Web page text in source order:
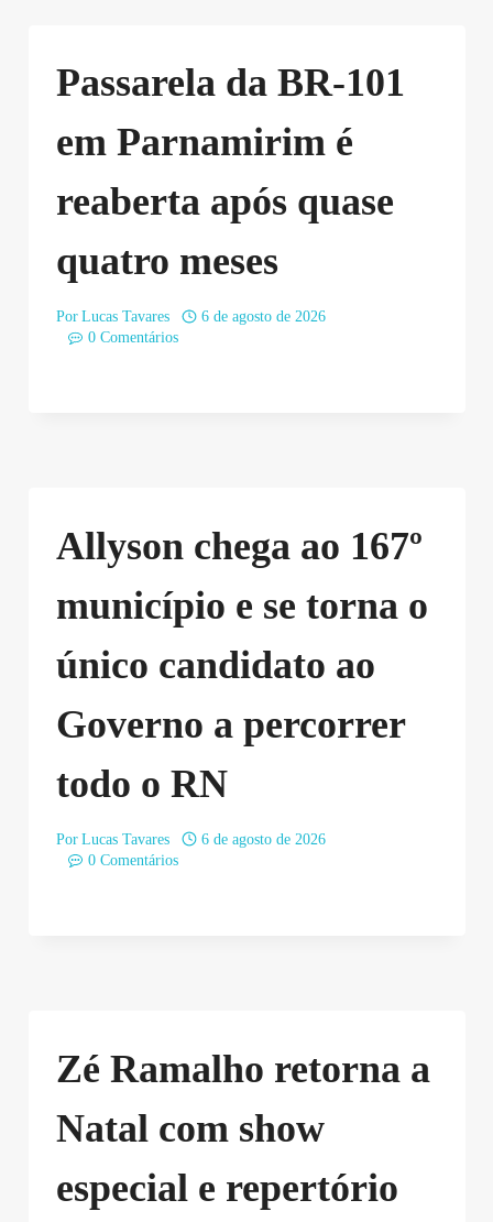
Passarela da BR-101
em Parnamirim é
reaberta após quase
quatro meses
Por Lucas Tavares
6 de agosto de 2026
0 Comentários
Allyson chega ao 167º
município e se torna o
único candidato ao
Governo a percorrer
todo o RN
Por Lucas Tavares
6 de agosto de 2026
0 Comentários
Zé Ramalho retorna a
Natal com show
especial e repertório